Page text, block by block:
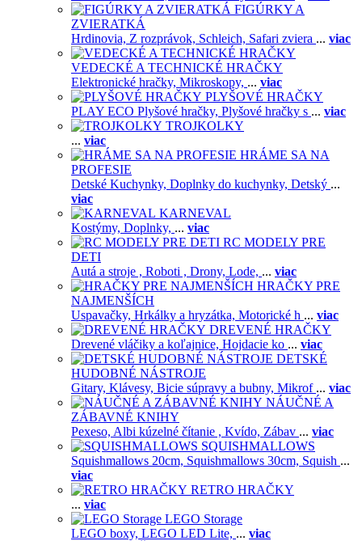
FIGÚRKY A
ZVIERATKÁ
Hrdinovia, Z rozprávok, Schleich, Safari zviera ... viac
VEDECKÉ A TECHNICKÉ HRAČKY
Elektronické hračky, Mikroskopy, ... viac
PLYŠOVÉ HRAČKY
PLAY ECO Plyšové hračky, Plyšové hračky s ... viac
TROJKOLKY
... viac
HRÁME SA NA
PROFESIE
Detské Kuchynky, Doplnky do kuchynky, Detský ...
viac
KARNEVAL
Kostýmy, Doplnky, ... viac
RC MODELY PRE
DETI
Autá a stroje , Roboti , Drony, Lode, ... viac
HRAČKY PRE
NAJMENŠÍCH
Uspavačky, Hrkálky a hryzátka, Motorické h ... viac
DREVENÉ HRAČKY
Drevené vláčiky a koľajnice, Hojdacie ko ... viac
DETSKÉ
HUDOBNÉ NÁSTROJE
Gitary, Klávesy, Bicie súpravy a bubny, Mikrof ... viac
NÁUČNÉ A
ZÁBAVNÉ KNIHY
Pexeso, Albi kúzelné čítanie , Kvído, Zábav ... viac
SQUISHMALLOWS
Squishmallows 20cm, Squishmallows 30cm, Squish ...
viac
RETRO HRAČKY
... viac
LEGO Storage
LEGO boxy, LEGO LED Lite, ... viac